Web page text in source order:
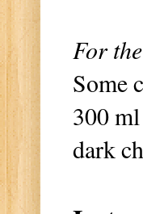
For
Some
300
dark